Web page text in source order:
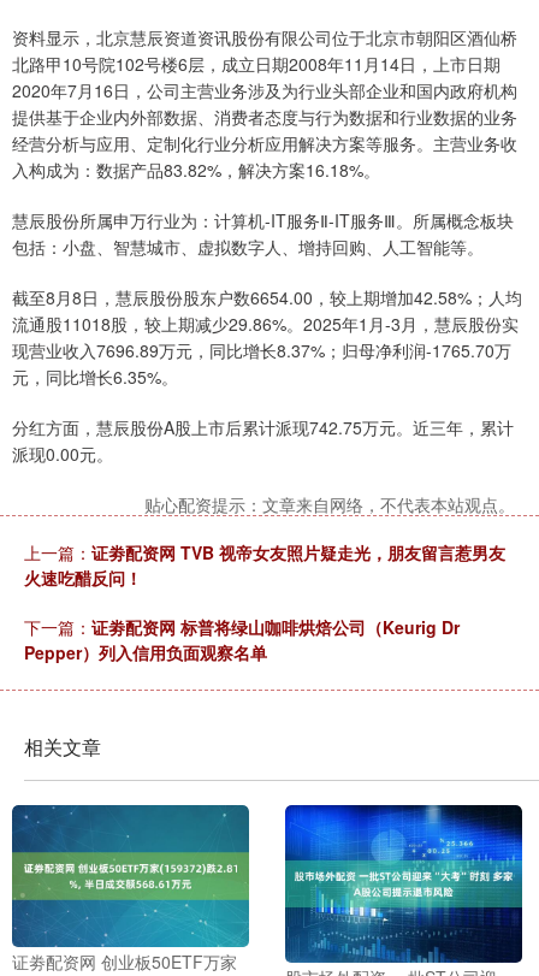
资料显示，北京慧辰资道资讯股份有限公司位于北京市朝阳区酒仙桥
北路甲10号院102号楼6层，成立日期2008年11月14日，上市日期
2020年7月16日，公司主营业务涉及为行业头部企业和国内政府机构
提供基于企业内外部数据、消费者态度与行为数据和行业数据的业务
经营分析与应用、定制化行业分析应用解决方案等服务。主营业务收
入构成为：数据产品83.82%，解决方案16.18%。
慧辰股份所属申万行业为：计算机-IT服务Ⅱ-IT服务Ⅲ。所属概念板块
包括：小盘、智慧城市、虚拟数字人、增持回购、人工智能等。
截至8月8日，慧辰股份股东户数6654.00，较上期增加42.58%；人均
流通股11018股，较上期减少29.86%。2025年1月-3月，慧辰股份实
现营业收入7696.89万元，同比增长8.37%；归母净利润-1765.70万
元，同比增长6.35%。
分红方面，慧辰股份A股上市后累计派现742.75万元。近三年，累计
派现0.00元。
贴心配资提示：文章来自网络，不代表本站观点。
上一篇： 证劵配资网 TVB 视帝女友照片疑走光，朋友留言惹男友
火速吃醋反问！
下一篇： 证劵配资网 标普将绿山咖啡烘焙公司（Keurig Dr
Pepper）列入信用负面观察名单
相关文章
证劵配资网 创业板50ETF万家